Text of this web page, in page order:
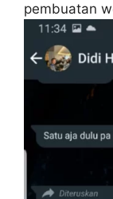
pembuatan